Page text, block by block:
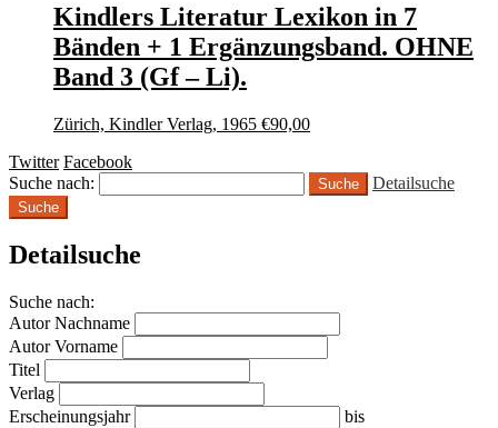
Kindlers Literatur Lexikon in 7
Bänden + 1 Ergänzungsband. OHNE
Band 3 (Gf – Li).
Zürich, Kindler Verlag, 1965 €90,00
Twitter Facebook
Suche nach:
Detailsuche
Suche
Detailsuche
Suche nach:
Autor Nachname
Autor Vorname
Titel
Verlag
Erscheinungsjahr
bis